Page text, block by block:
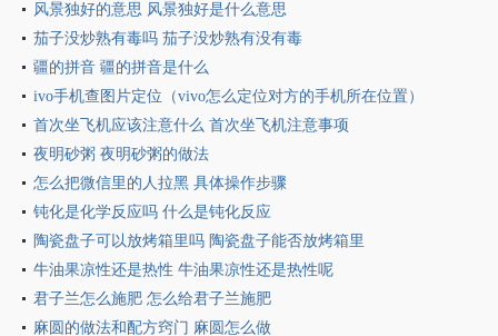
风景独好的意思 风景独好是什么意思
茄子没炒熟有毒吗 茄子没炒熟有没有毒
疆的拼音 疆的拼音是什么
ivo手机查图片定位（vivo怎么定位对方的手机所在位置）
首次坐飞机应该注意什么 首次坐飞机注意事项
夜明砂粥 夜明砂粥的做法
怎么把微信里的人拉黑 具体操作步骤
钝化是化学反应吗 什么是钝化反应
陶瓷盘子可以放烤箱里吗 陶瓷盘子能否放烤箱里
牛油果凉性还是热性 牛油果凉性还是热性呢
君子兰怎么施肥 怎么给君子兰施肥
麻圆的做法和配方窍门 麻圆怎么做